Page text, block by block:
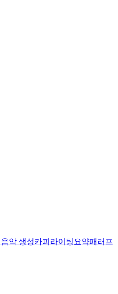
음악 생성카피라이팅 요약패러프